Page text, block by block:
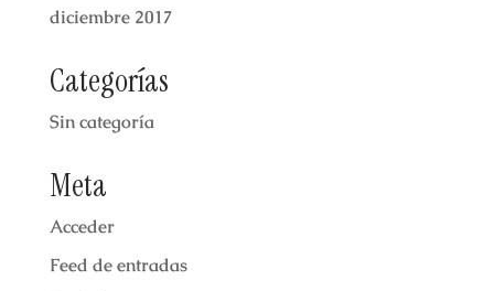
diciembre 2017
Categorías
Sin categoría
Meta
Acceder
Feed de entradas